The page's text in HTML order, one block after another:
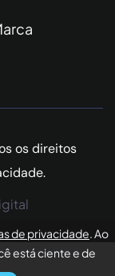
os direitos
.
de privacidade. Ao
está ciente e de